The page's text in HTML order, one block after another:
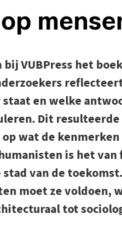
VUBPress het
en welke
Dit
wat de
is het
stad van de
moet ze voldoen,
tot